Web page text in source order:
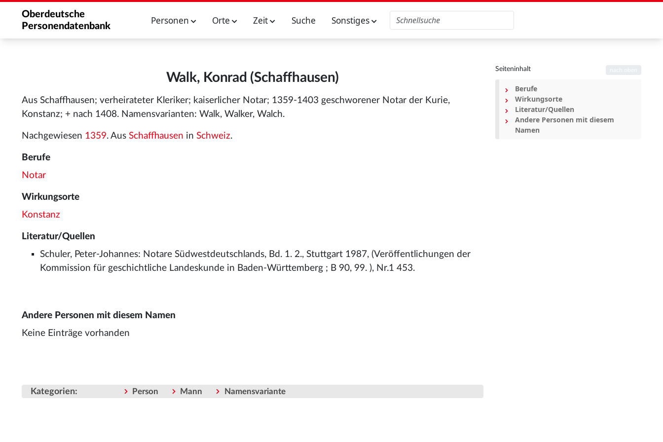
Oberdeutsche
Personendatenbank
Personen Orte Zeit Suche Sonstiges
Walk, Konrad (Schaffhausen)
Aus Schaffhausen; verheirateter Kleriker; kaiserlicher Notar; 1359-1403 geschworener Notar der Kurie,
Konstanz; + nach 1408. Namensvarianten: Walk, Walker, Walch.
Nachgewiesen 1359. Aus Schaffhausen in Schweiz.
Berufe
Notar
Wirkungsorte
Konstanz
Literatur/Quellen
Schuler, Peter-Johannes: Notare Südwestdeutschlands, Bd. 1. 2., Stuttgart 1987, (Veröffentlichungen der
Kommission für geschichtliche Landeskunde in Baden-Württemberg ; B 90, 99. ), Nr.1 453.
Andere Personen mit diesem Namen
Keine Einträge vorhanden
Kategorien: Person Mann Namensvariante
Seiteninhalt
Berufe
Wirkungsorte
Literatur/Quellen
Andere Personen mit diesem
Namen